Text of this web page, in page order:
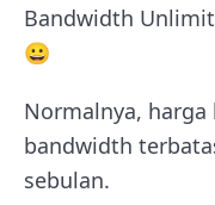
Bandwidth
😀
Normalnya,
bandwidth
sebulan.